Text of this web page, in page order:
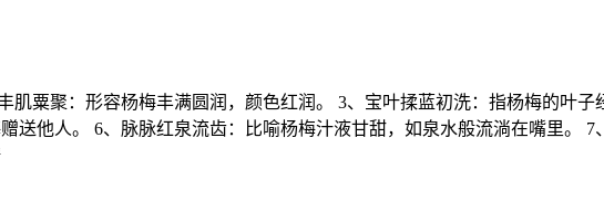
肌粟聚：形容杨梅丰满圆润，颜色红润。 3、宝叶揉蓝初洗：指杨梅的叶
送他人。 6、脉脉红泉流齿：比喻杨梅汁液甘甜，如泉水般流淌在嘴里。